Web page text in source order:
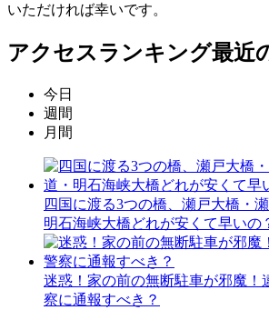
いただければ幸いです。
アクセスランキング最近
今日
週間
月間
四国に渡る3つの橋、瀬戸大橋・
明石海峡大橋どれが安くて早いの
迷惑！家の前の無断駐車が邪魔！
察に通報すべき？